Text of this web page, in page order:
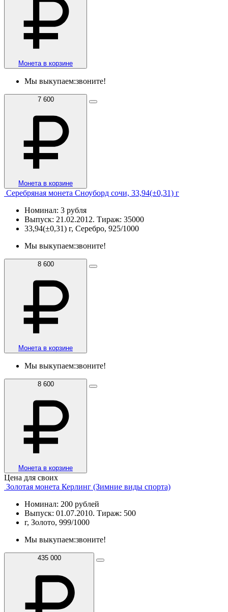
Монета в корзине
Мы выкупаем:звоните!
7 600
Монета в корзине
Серебряная монета Сноуборд сочи, 33,94(±0,31) г
Номинал: 3 рубля
Выпуск: 21.02.2012. Тираж: 35000
33,94(±0,31) г, Серебро, 925/1000
Мы выкупаем:звоните!
8 600
Монета в корзине
Мы выкупаем:звоните!
8 600
Монета в корзине
Цена для своих
Золотая монета Керлинг (Зимние виды спорта)
Номинал: 200 рублей
Выпуск: 01.07.2010. Тираж: 500
г, Золото, 999/1000
Мы выкупаем:звоните!
435 000